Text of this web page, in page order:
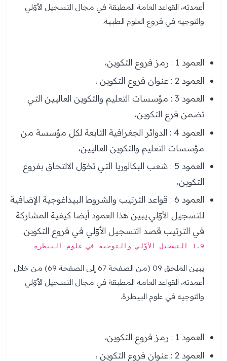
أعمدته، القواعد العامة المطبقة في مجال التسجيل الأوّلي
والتوجيه في فروع العلوم الطبية.
العمود 1 : رمز فروع التكوين،
العمود 2 : عنوان فروع التكوين ،
العمود 3 : مؤسسات التعليم والتكوين العاليين التي
تضمن فرع التكوين،
العمود 4 : الدوائر الجغرافية التابعة لكل مؤسسة من
مؤسسات التعليم والتكوين العاليين،
العمود 5 : شعب البكالوريا التي تخوّل الالتحاق بفروع
التكوين،
العمود 6 : قواعد الترتيب والشروط البيداغوجية الإضافية
للتسجيل الأوّلي.يبين هذا العمود أيضا كيفية المشاركة
في الترتيب قصد التسجيل الأوّلي في فروع التكوين.
1.9 التسجيل الأوّلي والتوجيه في علوم البيطرة
يبين الملحق 09 (من الصفحة 67 إلى الصفحة 69) من خلال
أعمدته، القواعد العامة المطبقة في مجال التسجيل الأوّلي
والتوجيه في علوم البيطرة.
العمود 1 : رمز فروع التكوين،
العمود 2 : عنوان فروع التكوين ،